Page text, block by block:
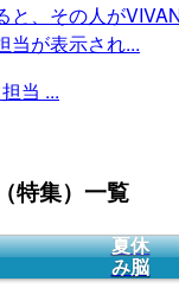
と、その人が
当が表示され...
担当 ...
特集）一覧
夏休
み脳